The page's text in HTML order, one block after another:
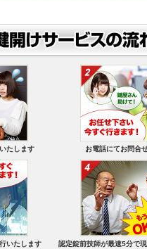
たします お電話にてお問合
いたします
認定錠前技師が最速5分で